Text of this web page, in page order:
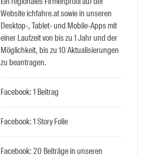
Website ichfahre.at sowie in unseren
Desktop-, Tablet- und Mobile-Apps mit
einer Laufzeit von bis zu 1 Jahr und der
Möglichkeit, bis zu 10 Aktualisierungen
zu beantragen.
Facebook: 1 Beitrag
Facebook: 1 Story Folie
Facebook: 20 Beiträge in unseren